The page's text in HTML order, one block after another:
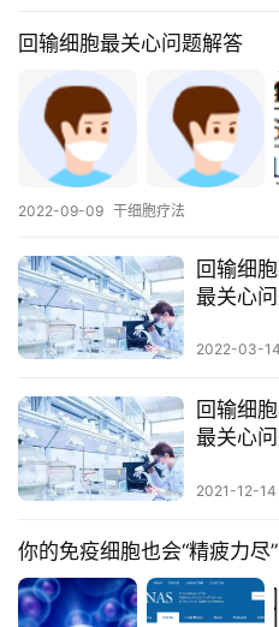
临
床
转
会
展
动
登录
回输细胞最关心问题解答
2022-09-09 干细胞疗法
回输细
最关心
2022-03-14
回输细
最关心
2021-12-14
你的免疫细胞也会“精疲力尽